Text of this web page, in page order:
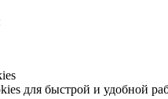
для быстрой и удобной